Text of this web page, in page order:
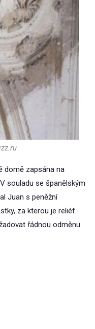
domě zapsána na
souladu se španělským
Juan s peněžní
za kterou je reliéf
řádnou odměnu